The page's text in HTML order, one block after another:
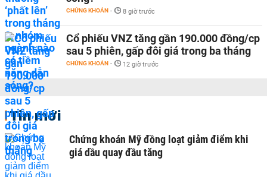
CHỨNG KHOÁN - 8 giờ trước
Cổ phiếu VNZ tăng gần 190.000 đồng/cp
sau 5 phiên, gấp đôi giá trong ba tháng
CHỨNG KHOÁN - 12 giờ trước
Tin mới
Chứng khoán Mỹ đồng loạt giảm điểm khi
giá dầu quay đầu tăng